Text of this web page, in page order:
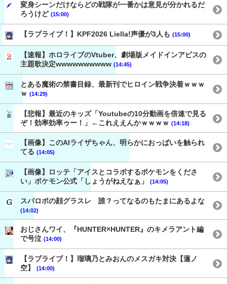
変身シーンだけならどの戦隊が一番かは意見が分かれるだ
ろうけど (15:00)
【ラブライブ！】KPF2026 Liella!声優が3人も (15:00)
【速報】ホロライブのVtuber、劇場版メイドインアビスの
主題歌決定wwwwwwwwww (14:45)
とある魔術の禁書目録、最新刊でヒロイン戦争決着ｗｗｗ
ｗ (14:29)
【悲報】最近のキッズ「Youtubeの10分動画を倍速で見る
ぞ！効率効率ゥー！」←これええんかｗｗｗｗ (14:18)
【画像】このAIライザちゃん、明らかにおっぱいを触られ
てる (14:05)
【画像】ロッテ「アイスとコラボするポケモンをくださ
い」ポケモン公式「しょうがねえなぁ」
(14:05)
スパロボの顔グラスレ 誰？ってなるのもたまにあるよな
(14:02)
おじさんワイ、『HUNTER×HUNTER』のキメラアント編
で号泣 (14:00)
【ラブライブ！】瑠璃乃とみおんのメスガキ対決【蓮ノ
空】
(14:00)